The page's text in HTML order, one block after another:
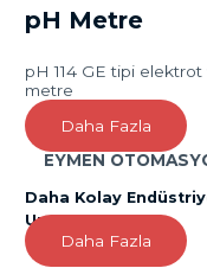
pH Metre
pH 114 GE tipi elektrot
metre
Daha Fazla
EYMEN
Daha Kolay
Uzmanız!
Daha Fazla